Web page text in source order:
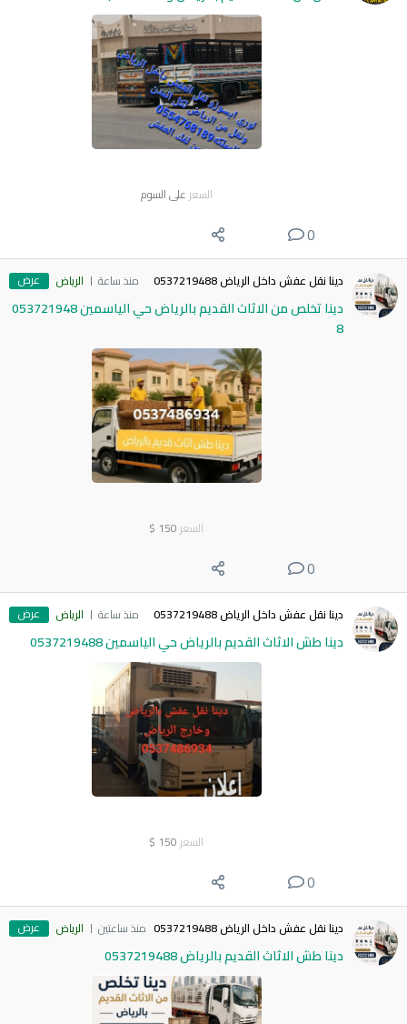
السعر على السوم
0
دينا نقل عفش داخل الرياض 0537219488 منذ ساعة الرياض عرض
دينا تخلص من الاثاث القديم بالرياض حي الياسمين 053721948
8
السعر 150
$
0
دينا نقل عفش داخل الرياض 0537219488 منذ ساعة الرياض عرض
دينا طش الاثاث القديم بالرياض حي الياسمين 0537219488
السعر 150
$
0
دينا نقل عفش داخل الرياض 0537219488 منذ ساعتين الرياض عرض
دينا طش الاثاث القديم بالرياض 0537219488